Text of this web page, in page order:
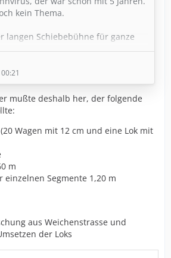
kein Thema.
langen Schiebebühne für ganze
in Weißkirchen bei der Rodgau
anläßlich einer Ausstellung mit
Vorankündigung sollte die
sein und ca. 2m lang sein. Genau
nicht mehr. Also die Hühner
nach…
mußte deshalb her, der folgende
Wagen mit 12 cm und eine Lok mit
m
einzelnen Segmente 1,20 m
aus Weichenstrasse und
der Loks